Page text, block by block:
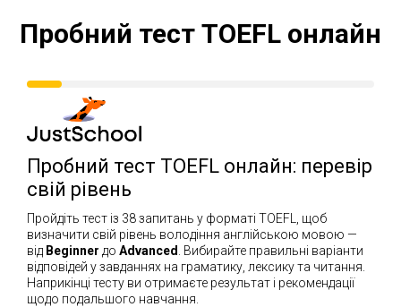
Пробний тест TOEFL онлайн
Пробний тест TOEFL онлайн: перевір
свій рівень
Пройдіть тест із 38 запитань у форматі TOEFL, щоб
визначити свій рівень володіння англійською мовою —
від Beginner до Advanced
. Вибирайте правильні варіанти
відповідей у завданнях на граматику, лексику та читання.
Наприкінці тесту ви отримаєте результат і рекомендації
щодо подальшого навчання.